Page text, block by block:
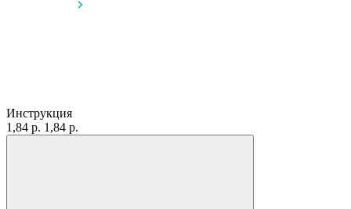
Инструкция
1,84 р. 1,84 р.